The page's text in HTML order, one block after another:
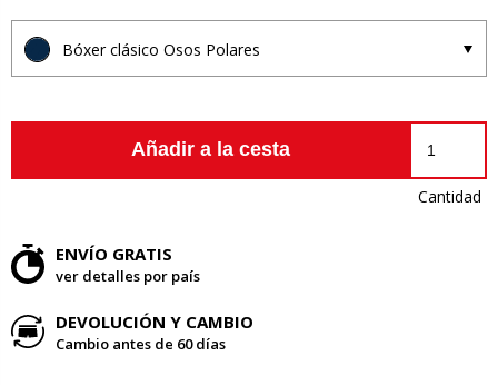
Bóxer clásico Osos Polares
Añadir a la cesta
Cantidad
ENVÍO GRATIS
ver detalles por país
DEVOLUCIÓN Y CAMBIO
Cambio antes de 60 días